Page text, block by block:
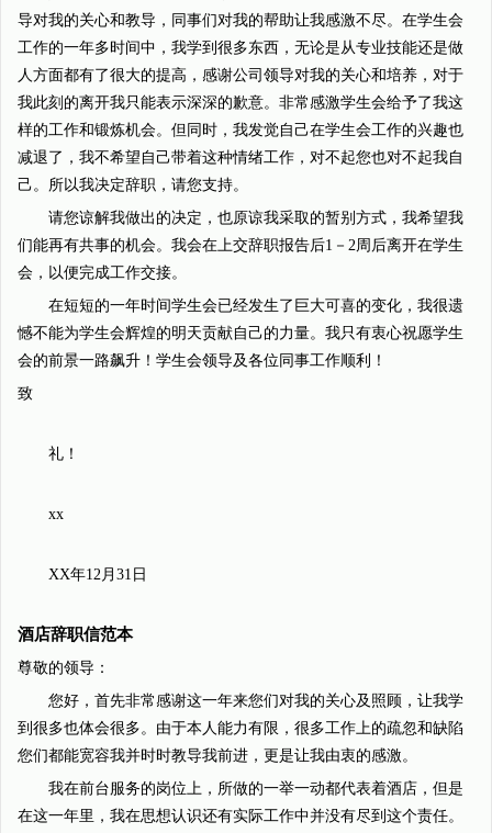
导对我的关心和教导，同事们对我的帮助让我感激不尽。在学生会
工作的一年多时间中，我学到很多东西，无论是从专业技能还是做
人方面都有了很大的提高，感谢公司领导对我的关心和培养，对于
我此刻的离开我只能表示深深的歉意。非常感激学生会给予了我这
样的工作和锻炼机会。但同时，我发觉自己在学生会工作的兴趣也
减退了，我不希望自己带着这种情绪工作，对不起您也对不起我自
己。所以我决定辞职，请您支持。
请您谅解我做出的决定，也原谅我采取的暂别方式，我希望我
们能再有共事的机会。我会在上交辞职报告后1－2周后离开在学生
会，以便完成工作交接。
在短短的一年时间学生会已经发生了巨大可喜的变化，我很遗
憾不能为学生会辉煌的明天贡献自己的力量。我只有衷心祝愿学生
会的前景一路飙升！学生会领导及各位同事工作顺利！
致
礼！
xx
XX年12月31日
酒店辞职信范本
尊敬的领导：
您好，首先非常感谢这一年来您们对我的关心及照顾，让我学
到很多也体会很多。由于本人能力有限，很多工作上的疏忽和缺陷
您们都能宽容我并时时教导我前进，更是让我由衷的感激。
我在前台服务的岗位上，所做的一举一动都代表着酒店，但是
在这一年里，我在思想认识还有实际工作中并没有尽到这个责任。